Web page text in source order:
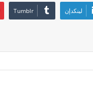
لينكدإن